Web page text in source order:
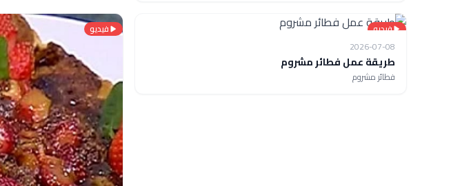
فيديو
2026-07-08
طريقة عمل فطائر مشروم
فطائر مشروم
فيديو